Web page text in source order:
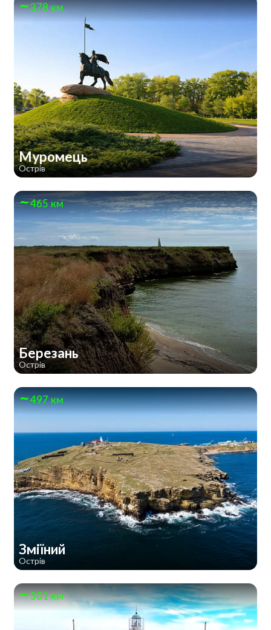
378 км
Муромець
Острів
465 км
Березань
Острів
497 км
Зміїний
Острів
501 км